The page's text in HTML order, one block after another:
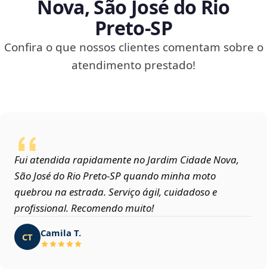
Nova, São José do Rio
Preto‑SP
Confira o que nossos clientes comentam sobre o
atendimento prestado!
Fui atendida rapidamente no Jardim Cidade Nova,
São José do Rio Preto‑SP quando minha moto
quebrou na estrada. Serviço ágil, cuidadoso e
profissional. Recomendo muito!
CT Camila T.